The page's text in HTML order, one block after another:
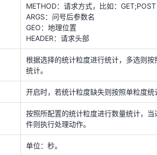
开启时，若统计粒度缺失则按照单粒度统
按照所配置的统计粒度进行数量统计，当
件则执行处理动作。
单位：秒。
METHOD：请求方式，比如：GET;POST
ARGS：问号后参数名
GEO：地理位置
HEADER：请求头部
根据选择的统计粒度进行统计，多选则按
统计。
开启时，若统计粒度缺失则按照单粒度统
按照所配置的统计粒度进行数量统计，当
件则执行处理动作。
单位：秒。